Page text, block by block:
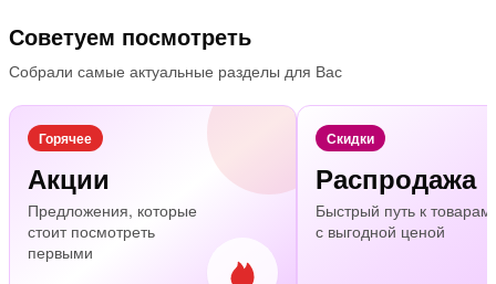
Советуем посмотреть
Собрали самые актуальные разделы для Вас
Горячее
Акции
Предложения, которые
стоит посмотреть
первыми
Скидки
Распродажа
Быстрый путь к товарам
с выгодной ценой